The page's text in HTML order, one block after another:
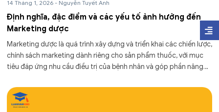
14 Tháng 1, 2026 - Nguyễn Tuyết Anh
Định nghĩa, đặc điểm và các yếu tố ảnh hưởng đến
Marketing dược
Marketing dược là quá trình xây dựng và triển khai các chiến lược,
chính sách marketing dành riêng cho sản phẩm thuốc, với mục
tiêu đáp ứng nhu cầu điều trị của bệnh nhân và góp phần nâng